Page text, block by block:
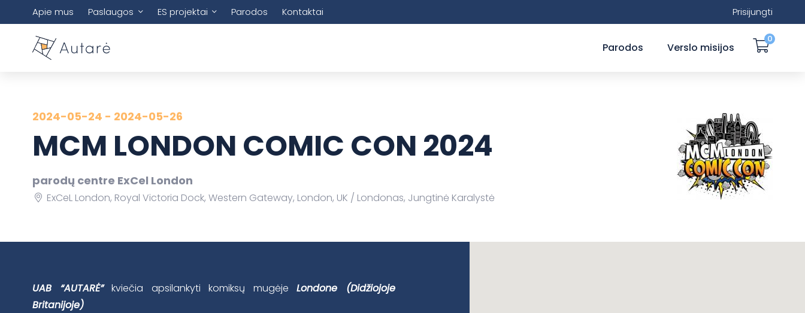
Apie mus Paslaugos ES projektai Parodos Kontaktai Prisijungti
Parodos Verslo misijos
0
2024-05-24 - 2024-05-26
MCM LONDON COMIC CON 2024
parodų centre ExCel London
ExCeL London, Royal Victoria Dock, Western Gateway, London, UK Londonas, Jungtinė Karalystė
UAB “AUTARĖ”kviečia apsilankyti komiksų mugėjeLondone (Didžiojoje
Britanijoje)